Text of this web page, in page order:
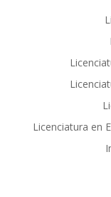
Licenciatura en